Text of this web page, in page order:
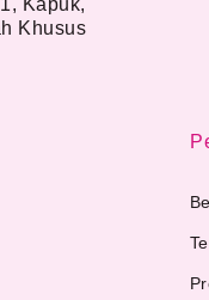
Kapuk,
Khusus